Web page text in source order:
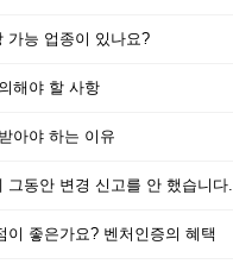
가능 업종이 있나요?
해야 할 사항
아야 하는 이유
그동안 변경 신고를 안 했습니다.
이 좋은가요? 벤처인증의 혜택